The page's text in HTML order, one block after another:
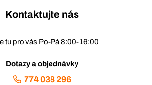
Kontaktujte nás
tu pro vás Po-Pá 8:00-16:00
Dotazy a objednávky
774 038 296